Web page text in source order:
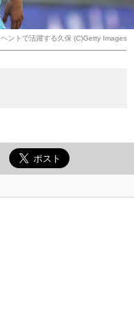
ヘントで活躍する久保 (C)Getty Images